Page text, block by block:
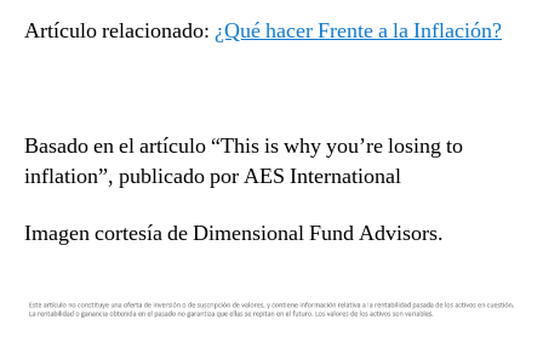
Artículo relacionado: ¿Qué hacer Frente a la Inflación?
Basado en el artículo “This is why you’re losing to
inflation”, publicado por AES International
Imagen cortesía de Dimensional Fund Advisors.